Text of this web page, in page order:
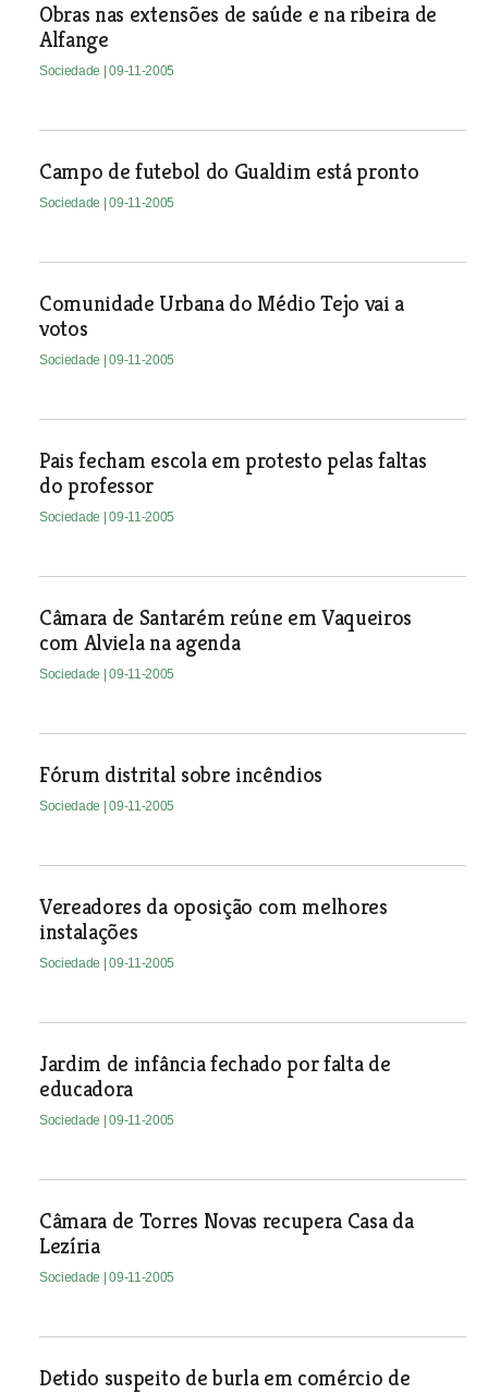
Obras nas extensões de saúde e na ribeira de
Alfange
Sociedade | 09-11-2005
Campo de futebol do Gualdim está pronto
Sociedade | 09-11-2005
Comunidade Urbana do Médio Tejo vai a
votos
Sociedade | 09-11-2005
Pais fecham escola em protesto pelas faltas
do professor
Sociedade | 09-11-2005
Câmara de Santarém reúne em Vaqueiros
com Alviela na agenda
Sociedade | 09-11-2005
Fórum distrital sobre incêndios
Sociedade | 09-11-2005
Vereadores da oposição com melhores
instalações
Sociedade | 09-11-2005
Jardim de infância fechado por falta de
educadora
Sociedade | 09-11-2005
Câmara de Torres Novas recupera Casa da
Lezíria
Sociedade | 09-11-2005
Detido suspeito de burla em comércio de